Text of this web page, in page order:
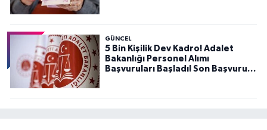
GÜNCEL
5 Bin Kişilik Dev Kadro! Adalet
Bakanlığı Personel Alımı
Başvuruları Başladı! Son Başvuru